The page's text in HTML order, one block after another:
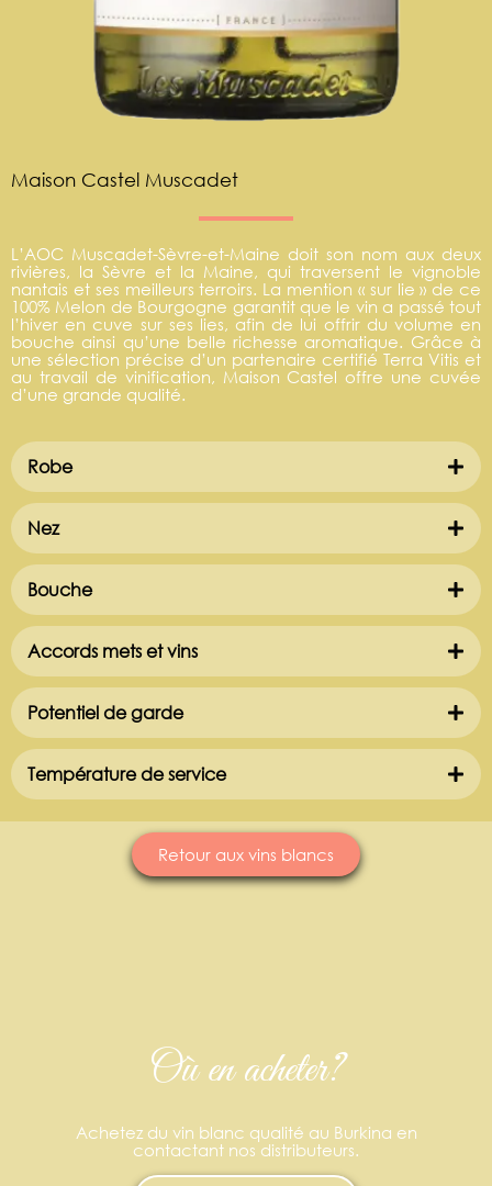
Maison Castel Muscadet
L’AOC Muscadet-Sèvre-et-Maine doit son nom aux deux
rivières, la Sèvre et la Maine, qui traversent le vignoble
nantais et ses meilleurs terroirs. La mention « sur lie » de ce
100% Melon de Bourgogne garantit que le vin a passé tout
l’hiver en cuve sur ses lies, afin de lui offrir du volume en
bouche ainsi qu’une belle richesse aromatique. Grâce à
une sélection précise d’un partenaire certifié Terra Vitis et
au travail de vinification, Maison Castel offre une cuvée
d’une grande qualité.
Robe
Nez
Bouche
Accords mets et vins
Potentiel de garde
Température de service
Retour aux vins blancs
Où en acheter?
Achetez du vin blanc qualité au Burkina en
contactant nos distributeurs.